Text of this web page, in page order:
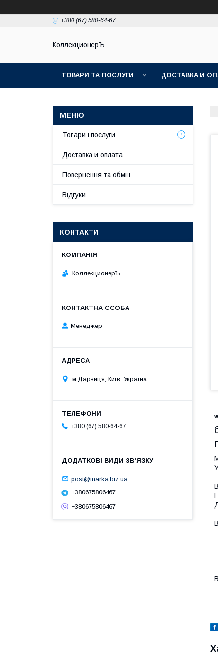
+380 (67) 580-64-67
КоллекционерЪ
ТОВАРИ ТА ПОСЛУГИ ДОСТАВКА И
Товари і послуги
Доставка и оплата
Повернення та обмін
Відгуки
КОНТАКТИ
КоллекционерЪ
Менеджер
м.Дарниця, Київ, Україна
+380 (67) 580-64-67
post@marka.biz.ua
+380675806467
+380675806467